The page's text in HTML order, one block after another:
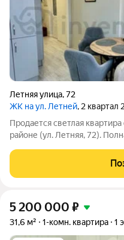
Летняя улица,72
ЖК на ул. Летней, 2 квартал
Продается светлая
районе (ул. Летняя, 72).
кирпичном доме 2019 года
тихом, но стремительно
5 200 000 ₽
31,6 м² 1-комн. квартира 1